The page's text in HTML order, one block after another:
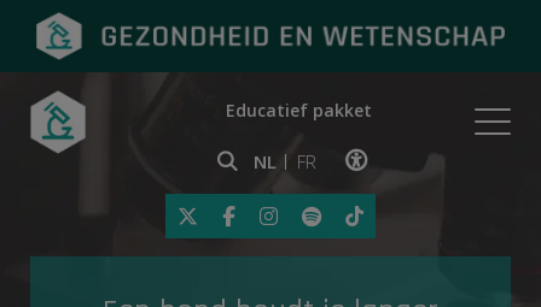
Onderwerpen
Educatief pakket
NL FR
Klik op deze link om